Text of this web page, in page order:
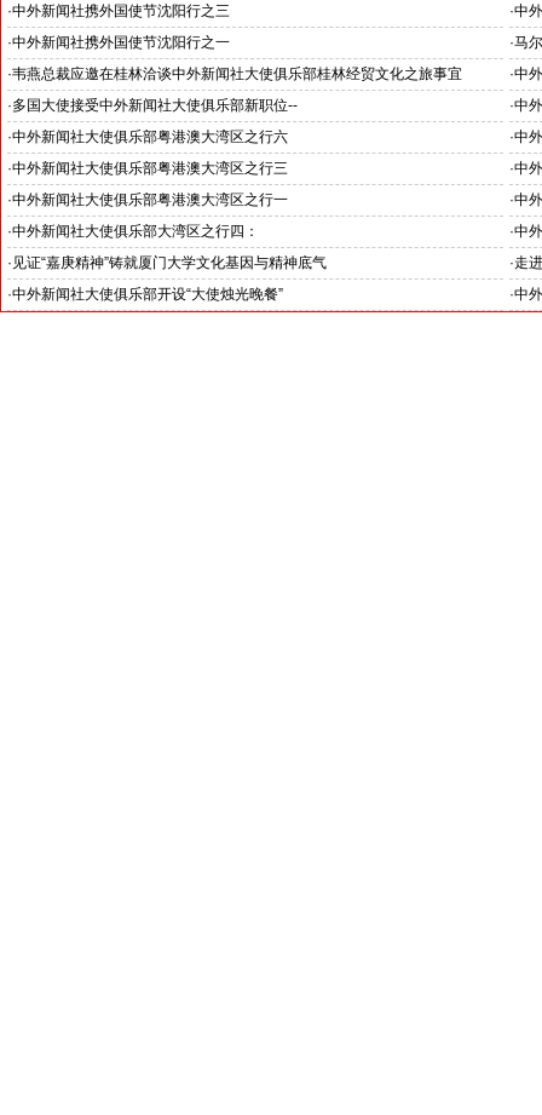
中心
晨
·中外新闻社携外国使节沈阳行之三
晨星国际投资集团与尼日利亚政府洽谈大型投融资项目合作
·中
中
·中外新闻社携外国使节沈阳行之一
沈阳故宫：体验一把“皇帝”瘾
·马
与
·韦燕总裁应邀在桂林洽谈中外新闻社大使俱乐部桂林经贸文化之旅事宜 ·中
尼
限公
·多国大使接受中外新闻社大使俱乐部新职位-- ·中
第三
·中外新闻社大使俱乐部粤港澳大湾区之行六
乘游艇观赏震惊世界的港珠澳大桥
·中
体
·中外新闻社大使俱乐部粤港澳大湾区之行三
中外新闻社大使俱乐部在深圳举办“可持续发展合作论坛”
·中
中外
·中外新闻社大使俱乐部粤港澳大湾区之行一
中外新闻社大使俱乐部大湾区考察团抵达深圳
·中
·中外新闻社大使俱乐部大湾区之行四：
国际友谊日:各国使节盛赞“东华禅寺”
·中
· 见证“嘉庚精神”铸就厦门大学文化基因与精神底气 ·走
·中外新闻社大使俱乐部开设“大使烛光晚餐” ·中